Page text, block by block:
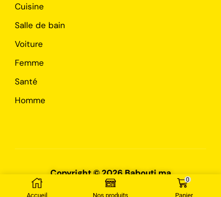
Accueil Nos produits
0
Panier
Cuisine
Salle de bain
Voiture
Femme
Santé
Homme
Copyright © 2026 Babouti.ma